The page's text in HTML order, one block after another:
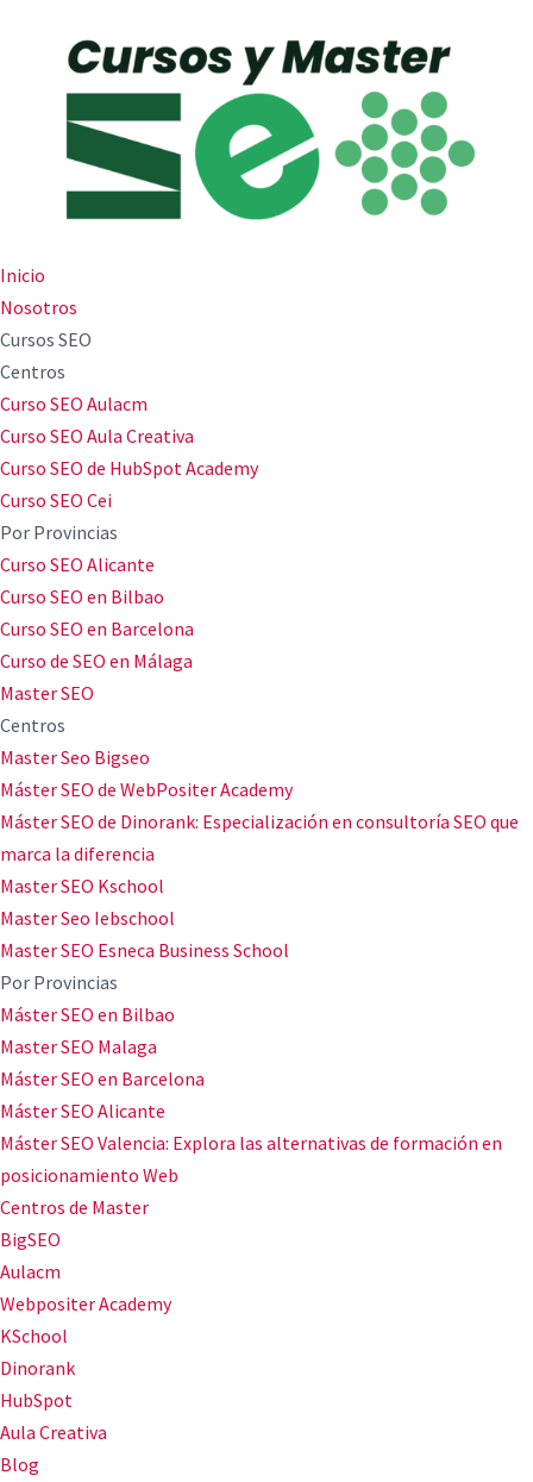
Inicio
Nosotros
Cursos SEO
Centros
Curso SEO Aulacm
Curso SEO Aula Creativa
Curso SEO de HubSpot Academy
Curso SEO Cei
Por Provincias
Curso SEO Alicante
Curso SEO en Bilbao
Curso SEO en Barcelona
Curso de SEO en Málaga
Master SEO
Centros
Master Seo Bigseo
Máster SEO de WebPositer Academy
Máster SEO de Dinorank: Especialización en consultoría SEO que
marca la diferencia
Master SEO Kschool
Master Seo Iebschool
Master SEO Esneca Business School
Por Provincias
Máster SEO en Bilbao
Master SEO Malaga
Máster SEO en Barcelona
Máster SEO Alicante
Máster SEO Valencia: Explora las alternativas de formación en
posicionamiento Web
Centros de Master
BigSEO
Aulacm
Webpositer Academy
KSchool
Dinorank
HubSpot
Aula Creativa
Blog